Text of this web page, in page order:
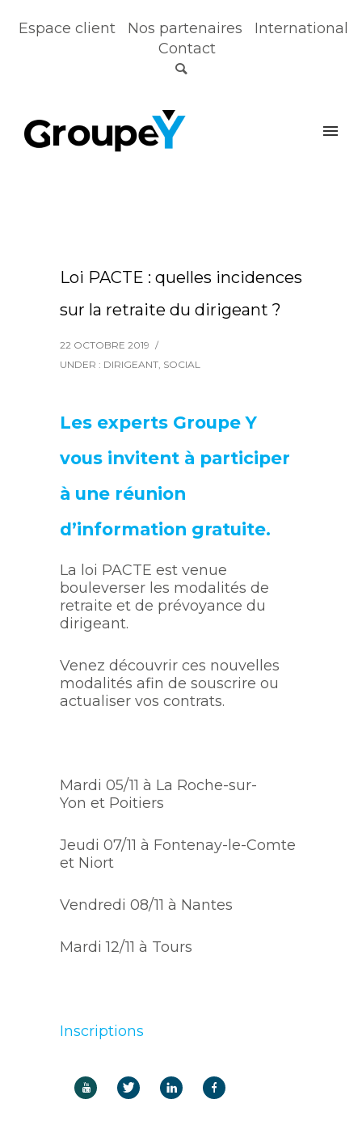
Espace client Nos partenaires
International
Contact
Loi PACTE : quelles incidences
sur la retraite du dirigeant ?
22 OCTOBRE 2019 /
UNDER : DIRIGEANT, SOCIAL
Les experts Groupe Y
vous invitent à participer
à une réunion
d’information gratuite.
La loi PACTE est venue
bouleverser les modalités de
retraite et de prévoyance du
dirigeant.
Venez découvrir ces nouvelles
modalités afin de souscrire ou
actualiser vos contrats.
Mardi 05/11 à La Roche-sur-
Yon et Poitiers
Jeudi 07/11 à Fontenay-le-Comte
et Niort
Vendredi 08/11 à Nantes
Mardi 12/11 à Tours
Inscriptions